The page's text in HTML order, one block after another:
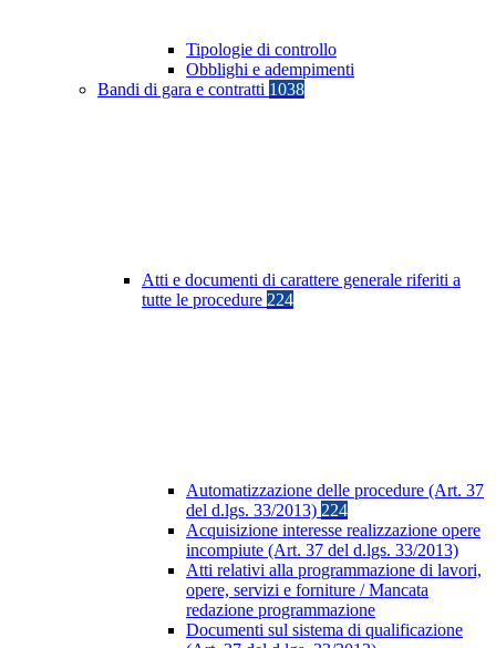
Tipologie di controllo
Obblighi e adempimenti
Bandi di gara e contratti 1038
Atti e documenti di carattere generale riferiti a
tutte le procedure 224
Automatizzazione delle procedure (Art. 37
del d.lgs. 33/2013) 224
Acquisizione interesse realizzazione opere
incompiute (Art. 37 del d.lgs. 33/2013)
Atti relativi alla programmazione di lavori,
opere, servizi e forniture / Mancata
redazione programmazione
Documenti sul sistema di qualificazione